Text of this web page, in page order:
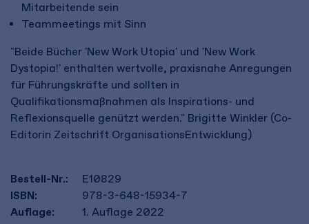
Mitarbeitende sein
Teammeetings mit Sinn
"Beide Bücher 'New Work Utopia' und 'New Work
Dystopia!' enthalten wertvolle, praxisnahe Anregungen
für Führungskräfte und sollten in
Qualifikationsmaßnahmen als Inspirations- und
Reflexionsquelle genützt werden." Brigitte Winkler (Co-
Editorin Zeitschrift OrganisationsEntwicklung)
Bestell-Nr.:
E10829
ISBN:
978-3-648-15934-7
Auflage:
1. Auflage 2022